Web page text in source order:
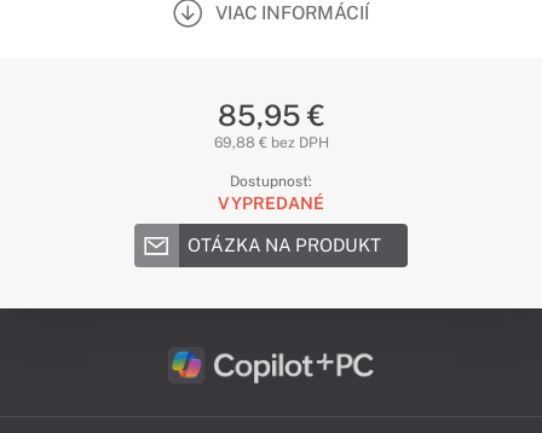
VIAC INFORMÁCIÍ
85,95 €
69,88 € bez DPH
Dostupnosť:
VYPREDANÉ
OTÁZKA NA PRODUKT